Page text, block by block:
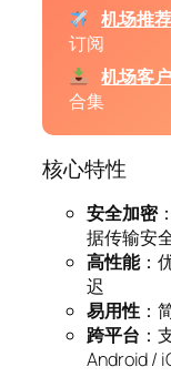
机场推荐
订阅
机场客
合集
核心特性
安全加密
据传输安
高性能：
迟
易用性：
跨平台 ：
Android /